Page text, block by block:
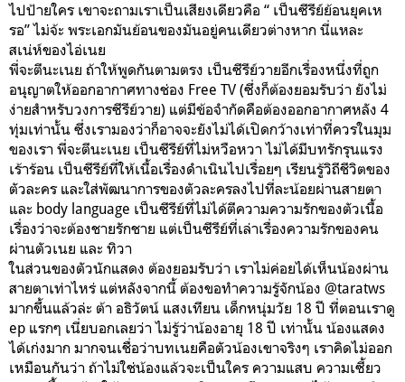
ไปป้ายใคร เขาจะถามเราเป็นเสียงเดียวคือ “ เป็นซีรีย์ย้อนยุคเห
รอ” ไม่จ้ะ พระเอกมันย้อนของมันอยู่คนเดียวต่างหาก นี่แหละ
สเน่ห์ของไอ่เนย
พี่จะตีนะเนย ถ้าให้พูดกันตามตรง เป็นซีรีย์วายอีกเรื่องหนึ่งที่ถูก
อนุญาตให้ออกอากาศทางช่อง Free TV (ซึ่งก็ต้องยอมรับว่า ยังไม่
ง่ายสำหรับวงการซีรีย์วาย) แต่มีข้อจำกัดคือต้องออกอากาศหลัง 4
ทุ่มเท่านั้น ซึ่งเรามองว่าก็อาจจะยังไม่ได้เปิดกว้างเท่าที่ควรในมุม
ของเรา พี่จะตีนะเนย เป็นซีรีย์ที่ไม่หวือหวา ไม่ได้มีบทรักรุนแรง
เร้าร้อน เป็นซีรีย์ที่ให้เนื้อเรื่องดำเนินไปเรื่อยๆ เรียนรู้วิถีชีวิตของ
ตัวละคร และใส่พัฒนาการของตัวละครลงไปที่ละน้อยผ่านสายตา
และ body language เป็นซีรีย์ที่ไม่ได้ตีความความรักของตัวเนื้อ
เรื่องว่าจะต้องชายรักชาย แต่เป็นซีรีย์ที่เล่าเรื่องความรักของคน
ผ่านตัวเนย และ ทิวา
ในส่วนของตัวนักแสดง ต้องยอมรับว่า เราไม่ค่อยได้เห็นน้องผ่าน
สายตาเท่าไหร่ แต่หลังจากนี้ ต้องขอทำความรู้จักน้อง @taratws
มากขึ้นแล้วล่ะ ต้า อธิวัตน์ แสงเทียน เด็กหนุ่มวัย 18 ปี ที่ตอนเราดู
ep แรกๆ เนี่ยบอกเลยว่า ไม่รู้ว่าน้องอายุ 18 ปี เท่านั้น น้องแสดง
ได้เก่งมาก มากจนเชื่อว่าบทเนยคือตัวน้องเขาจริงๆ เราคิดไม่ออก
เหมือนกันว่า ถ้าไม่ใช่น้องแล้วจะเป็นใคร ความแสบ ความเซี้ยว